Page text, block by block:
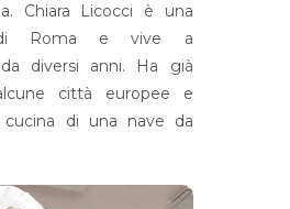
Chiara Licocci è una
di Roma e vive a
da diversi anni. Ha già
città europee e
cucina di una nave da